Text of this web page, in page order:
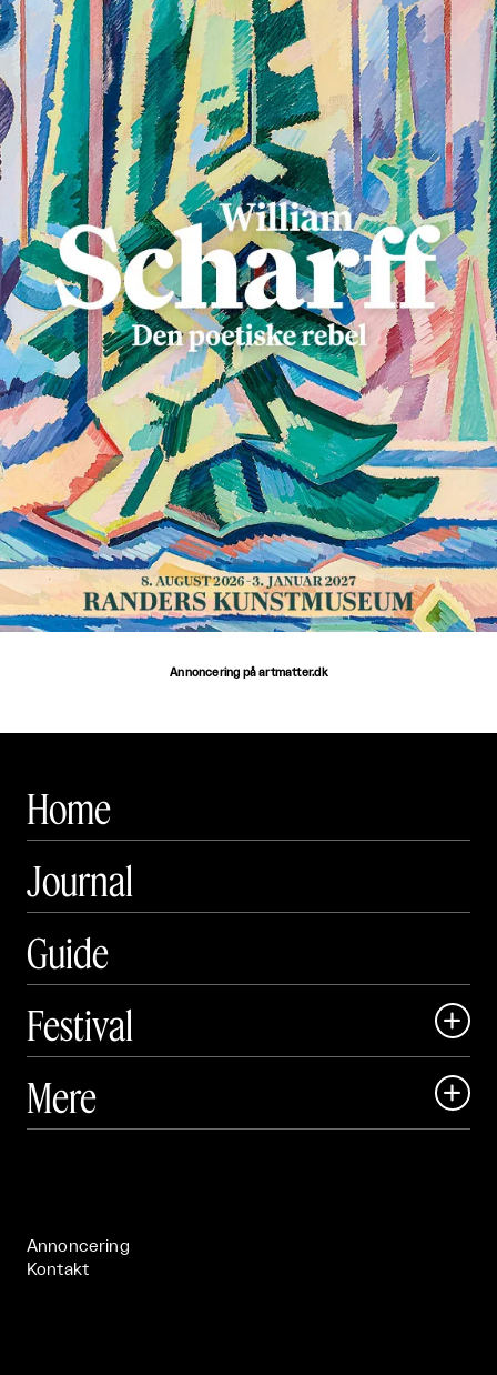
Annoncering på artmatter.dk
Home
Journal
Guide
Festival

 Art Matter Festival
Mere 
Annoncering
Kontakt